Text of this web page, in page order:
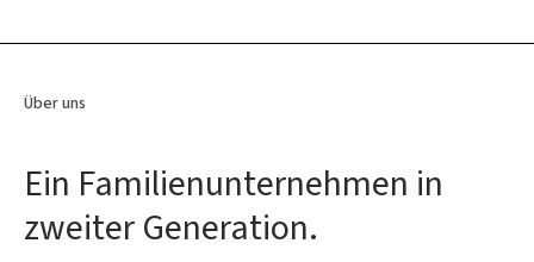
Über uns
Ein Familienunternehmen in
zweiter Generation.